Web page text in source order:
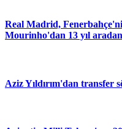
Real Madrid,
Mourinho'dan 13 yıl
Aziz Yıldırım'dan transfer